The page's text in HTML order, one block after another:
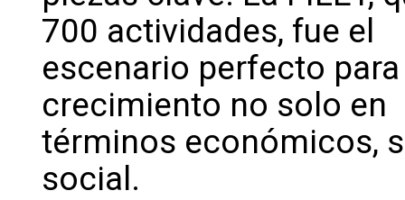
700 actividades, fue el
escenario perfecto
crecimiento no solo en
términos económicos,
social.